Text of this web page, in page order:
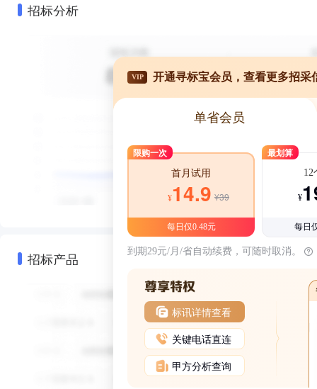
招标分析
招标产品
VIP 开通寻标宝会员，查看更多招采
单省会员
限购一次
首月试用
¥14.9 ¥39
每日仅0.48元
最划算
12
¥
每日
到期29元/月/省自动续费，可随时取消。
标讯详情查看
关键电话直连
甲方分析查询